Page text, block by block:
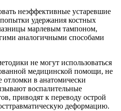
неэффективные устаревшие
удержания костных
марлевым тампоном,
аналогичными способами
не могут использоваться
медицинской помощи, не
отломки в анатомически
воспалительные
приводят к переводу острой
деформацию.